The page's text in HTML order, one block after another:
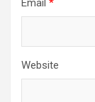
Email *
Website